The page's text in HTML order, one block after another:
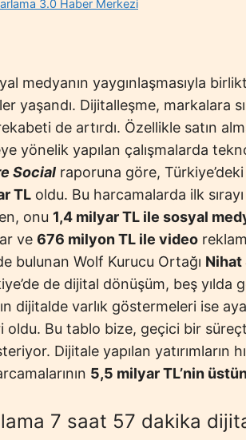
3.0 Haber Merkezi
medyanın yaygınlaşmasıyla
yaşandı. Dijitalleşme, markalara
de artırdı. Özellikle satın
yönelik yapılan çalışmalarda
Social raporuna göre,
TL oldu. Bu harcamalarda ilk sırayı
onu 1,4 milyar TL ile sosyal
ve 676 milyon TL ile video
bulunan Wolf Kurucu Ortağı Nihat
de dijital dönüşüm, beş yılda
dijitalde varlık göstermeleri ise
oldu. Bu tablo bize, geçici bir
Dijitale yapılan yatırımların
5,5 milyar TL’nin
7 saat 57 dakika